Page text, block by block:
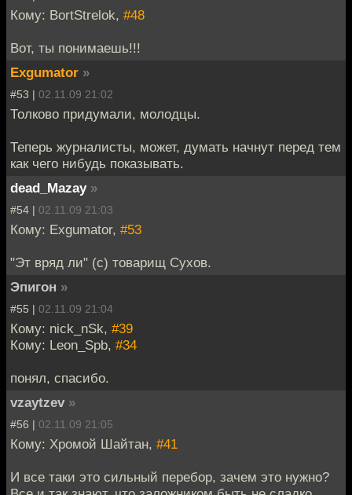
Кому: BortStrelok, #48
Вот, ты понимаешь!!!
Exgumator »
#53 | 02.11.09 21:02
Толково придумали, молодцы.
Теперь журналисты, может, думать начнут перед тем
как чего нибудь показывать.
dead_Mazay »
#54 | 02.11.09 21:03
Кому: Exgumator, #53
"Эт вряд ли" (с) товарищ Сухов.
Эпигон »
#55 | 02.11.09 21:04
Кому: nick_nSk, #39
Кому: Leon_Spb, #34
понял, спасибо.
vzaytzev »
#56 | 02.11.09 21:05
Кому: Хромой Шайтан, #41
И все таки это сильный перебор, зачем это нужно?